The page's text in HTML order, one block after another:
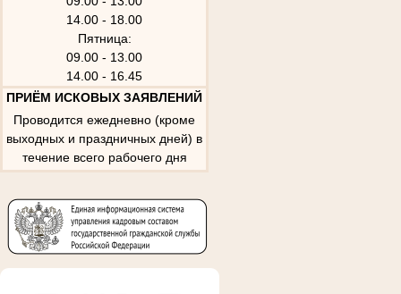
14.00 - 18.00
Пятница:
09.00 - 13.00
14.00 - 16.45
ПРИЁМ ИСКОВЫХ ЗАЯВЛЕНИЙ
Проводится ежедневно (кроме
выходных и праздничных дней) в
течение всего рабочего дня